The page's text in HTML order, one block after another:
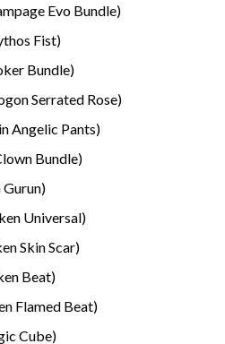
Evo Bundle)
Fist)
Bundle)
Serrated Rose)
Angelic Pants)
Bundle)
Gurun)
Universal)
Skin Scar)
Beat)
Flamed Beat)
Cube)